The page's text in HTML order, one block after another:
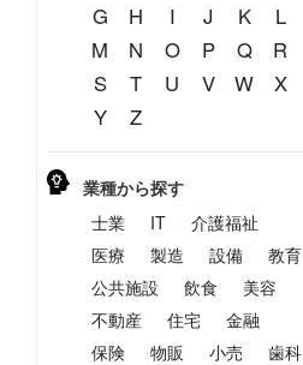
G
H I J K
L
M
N O P Q
R
S
T U V W
X
Y
Z
業種から探す
士業
IT
介護福祉
医療
製造 設備
教育
公共施設
飲食
美容
不動産
住宅
金融
保険
物販 小売
歯科